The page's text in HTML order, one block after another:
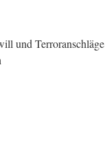
und Terroranschläge